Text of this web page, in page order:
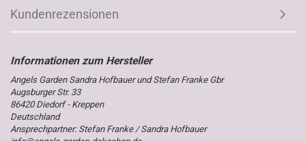
Kundenrezensionen
Angels Garden Sandra Hofbauer und Stefan Franke Gbr
Augsburger Str. 33
86420 Diedorf - Kreppen
Deutschland
Ansprechpartner: Stefan Franke / Sandra Hofbauer